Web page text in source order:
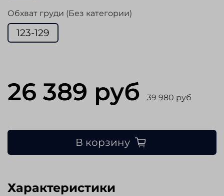
Обхват груди (Без категории)
123-129
26 389 руб 39 980 руб
В корзину
Характеристики